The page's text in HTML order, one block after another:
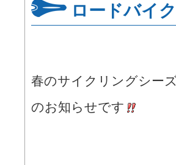
ロードバイ
春のサイクリングシー
のお知らせです